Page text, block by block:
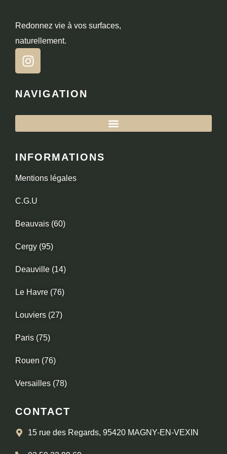
Redonnez vie à vos surfaces,
naturellement.
NAVIGATION
INFORMATIONS
Mentions légales
C.G.U
Beauvais (60)
Cergy (95)
Deauville (14)
Le Havre (76)
Louviers (27)
Paris (75)
Rouen (76)
Versailles (78)
CONTACT
15 rue des Regards, 95420 MAGNY-EN-VEXIN